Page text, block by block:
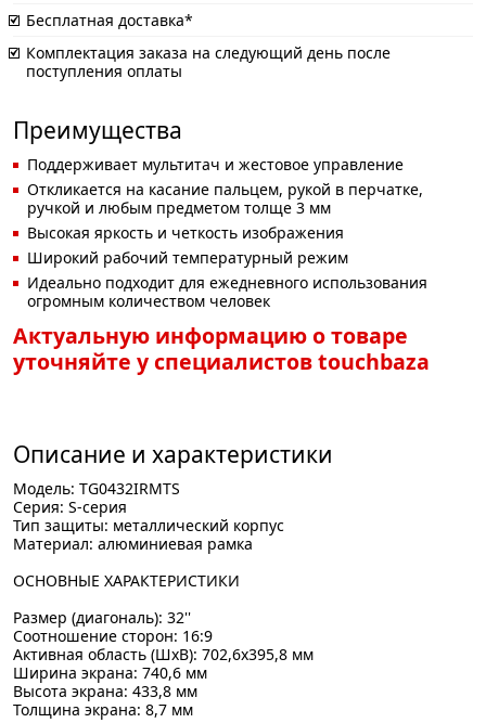
Бесплатная доставка*
Комплектация заказа на следующий день после
поступления оплаты
Преимущества
Поддерживает мультитач и жестовое управление
Откликается на касание пальцем, рукой в перчатке,
ручкой и любым предметом толще 3 мм
Высокая яркость и четкость изображения
Широкий рабочий температурный режим
Идеально подходит для ежедневного использования
огромным количеством человек
Актуальную информацию о товаре
уточняйте у специалистов touchbaza
Описание и характеристики
Модель: TG0432IRMTS
Серия: S-серия
Тип защиты: металлический корпус
Материал: алюминиевая рамка
ОСНОВНЫЕ ХАРАКТЕРИСТИКИ
Размер (диагональ): 32''
Соотношение сторон: 16:9
Активная область (ШхВ): 702,6х395,8 мм
Ширина экрана: 740,6 мм
Высота экрана: 433,8 мм
Толщина экрана: 8,7 мм